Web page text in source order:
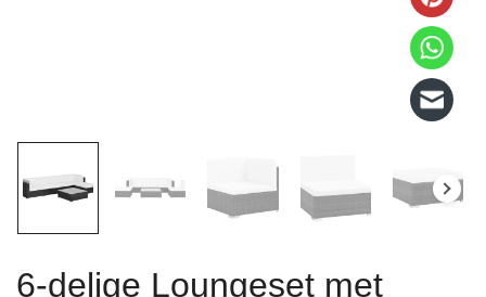
6-delige Loungeset met